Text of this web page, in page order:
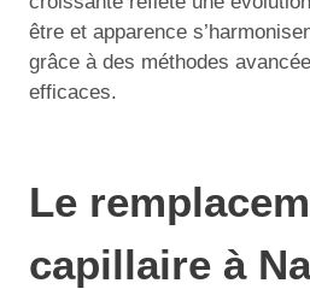
être et apparence
grâce à des méthodes
efficaces.
Le
capillaire à